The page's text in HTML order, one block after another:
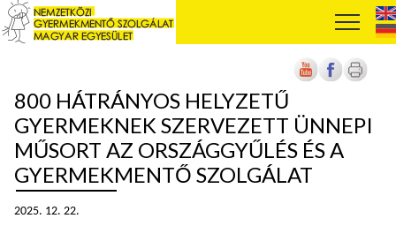
800 HÁTRÁNYOS HELYZETŰ
GYERMEKNEK SZERVEZETT ÜNNEPI
MŰSORT AZ ORSZÁGGYŰLÉS ÉS A
GYERMEKMENTŐ SZOLGÁLAT
2025. 12. 22.